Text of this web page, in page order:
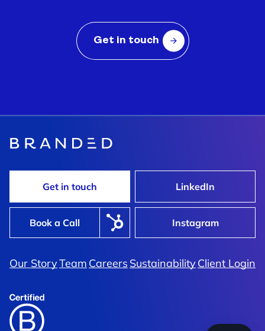
Get in touch
Get in touch LinkedIn
Book a Call Instagram
Our StoryTeam Careers SustainabilityClient Login